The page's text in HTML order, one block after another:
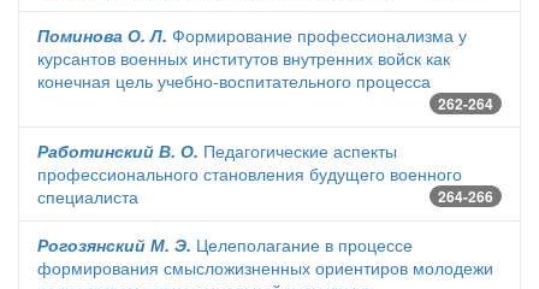
Поминова О. Л. Формирование профессионализма у
курсантов военных институтов внутренних войск как
конечная цель учебно-воспитательного процесса
262-264
Работинский В. О. Педагогические аспекты
профессионального становления будущего военного
специалиста
264-266
Рогозянский М. Э. Целеполагание в процессе
формирования смысложизненных ориентиров молодежи